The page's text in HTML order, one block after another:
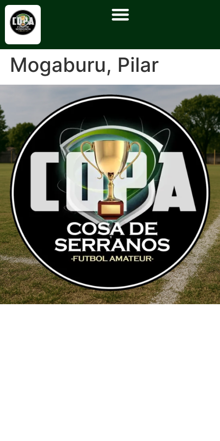
Mogaburu, Pilar